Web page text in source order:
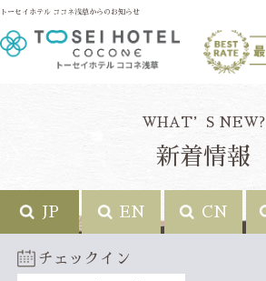
トーセイホテル ココネ浅草からのお知らせ
WHAT’S NEW?
新着情報
JP EN CN
チェックイン